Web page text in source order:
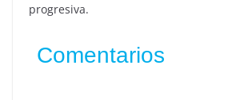
progresiva.
Comentarios